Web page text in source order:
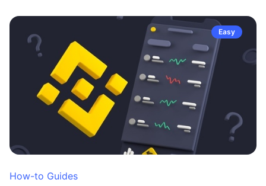
Easy
How-to Guides